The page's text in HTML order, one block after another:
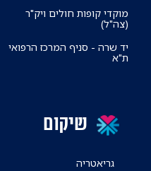
מוקדי קופות חולים ויק"ר
(צה"ל)
יד שרה - סניף המרכז הרפואי
ת"א
שיקום
גריאטריה